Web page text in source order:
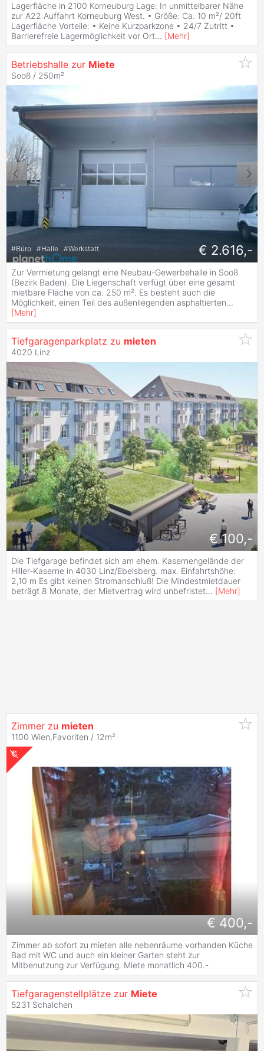
Lagerfläche in 2100 Korneuburg Lage: In unmittelbarer Nähe
zur A22 Auffahrt Korneuburg West. • Größe: Ca. 10 m²/ 20ft
Lagerfläche Vorteile: • Keine Kurzparkzone • 24/7 Zutritt •
Barrierefreie Lagermöglichkeit vor Ort... [Mehr]
Betriebshalle zur Miete
Sooß / 250m²
#Büro #Halle #Werkstatt € 2.616,-
Zur Vermietung gelangt eine Neubau-Gewerbehalle in Sooß
(Bezirk Baden). Die Liegenschaft verfügt über eine gesamt
mietbare Fläche von ca. 250 m². Es besteht auch die
Möglichkeit, einen Teil des außenliegenden asphaltierten...
[Mehr]
Tiefgaragenparkplatz zu mieten
4020 Linz
€ 100,-
Die Tiefgarage befindet sich am ehem. Kasernengelände der
Hiller-Kaserne in 4030 Linz/Ebelsberg. max. Einfahrtshöhe:
2,10 m Es gibt keinen Stromanschluß! Die Mindestmietdauer
beträgt 8 Monate, der Mietvertrag wird unbefristet... [Mehr]
Zimmer zu mieten
1100 Wien,Favoriten / 12m²
€ 400,-
Zimmer ab sofort zu mieten alle nebenräume vorhanden Küche
Bad mit WC und auch ein kleiner Garten steht zur
Mitbenutzung zur Verfügung. Miete monatlich 400.-
Tiefgaragenstellplätze zur Miete
5231 Schalchen